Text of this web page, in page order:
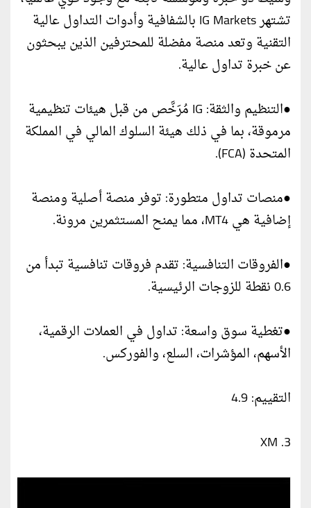
تشتهر IG Markets بالشفافية وأدوات التداول عالية
التقنية وتعد منصة مفضلة للمحترفين الذين يبحثون
عن خبرة تداول عالية.
●التنظيم والثقة: IG مُرَخَّص من قبل هيئات تنظيمية
مرموقة، بما في ذلك هيئة السلوك المالي في المملكة
المتحدة (FCA).
●منصات تداول متطورة: توفر منصة أصلية ومنصة
إضافية هي MT4، مما يمنح المستثمرين مرونة.
●الفروقات التنافسية: تقدم فروقات تنافسية تبدأ من
0.6 نقطة للزوجات الرئيسية.
●تغطية سوق واسعة: تداول في العملات الرقمية،
الأسهم، المؤشرات، السلع، والفوركس.
التقييم: 4.9
3. XM